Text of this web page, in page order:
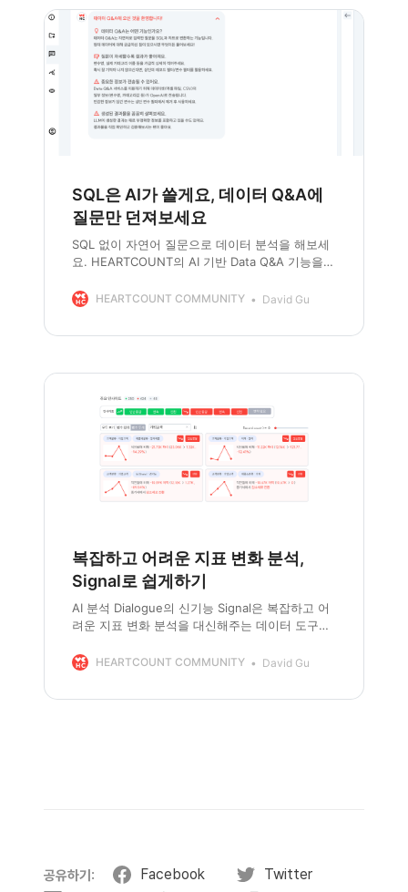
SQL은 AI가 쓸게요, 데이터 Q&A에
질문만 던져보세요
SQL 없이 자연어 질문으로 데이터 분석을 해보세
요. HEARTCOUNT의 AI 기반 Data Q&A 기능을
HEARTCOUNT COMMUNITY David Gu
복잡하고 어려운 지표 변화 분석,
Signal로 쉽게하기
AI 분석 Dialogue의 신기능 Signal은 복잡하고 어
려운 지표 변화 분석을 대신해주는 데이터 도구입
HEARTCOUNT COMMUNITY David Gu
공유하기: Facebook
Twitter